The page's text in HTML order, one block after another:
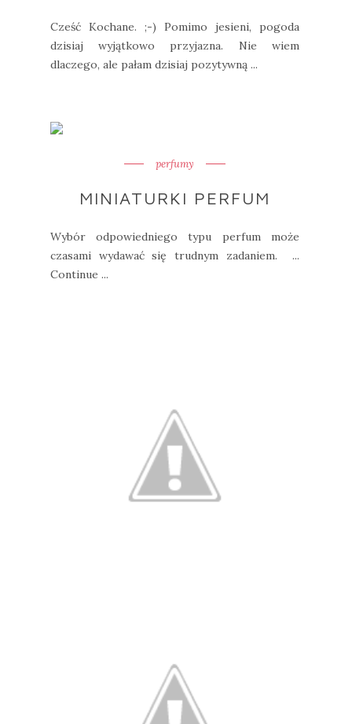
Cześć Kochane. ;-) Pomimo jesieni, pogoda
dzisiaj wyjątkowo przyjazna. Nie wiem
dlaczego, ale pałam dzisiaj pozytywną ...
perfumy
MINIATURKI PERFUM
Wybór odpowiedniego typu perfum może
czasami wydawać się trudnym zadaniem. ...
Continue ...